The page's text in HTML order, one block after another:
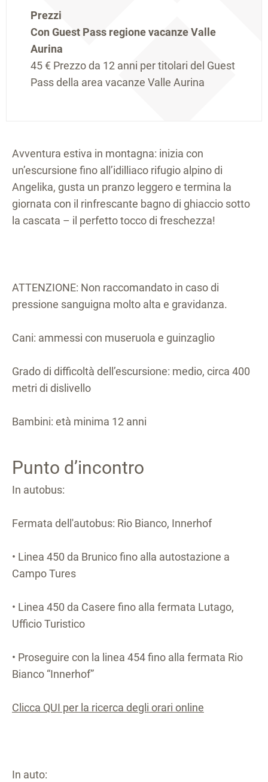
Avventura estiva in montagna: inizia con
un’escursione fino all’idilliaco rifugio alpino di
Angelika, gusta un pranzo leggero e termina la
giornata con il rinfrescante bagno di ghiaccio sotto
la cascata – il perfetto tocco di freschezza!
ATTENZIONE: Non raccomandato in caso di
pressione sanguigna molto alta e gravidanza.
Cani: ammessi con museruola e guinzaglio
Grado di difficoltà dell’escursione: medio, circa 400
metri di dislivello
Bambini: età minima 12 anni
Punto d’incontro
In autobus:
Fermata dell'autobus: Rio Bianco, Innerhof
• Linea 450 da Brunico fino alla autostazione a
Campo Tures
• Linea 450 da Casere fino alla fermata Lutago,
Ufficio Turistico
• Proseguire con la linea 454 fino alla fermata Rio
Bianco “Innerhof”
Clicca QUI per la ricerca degli orari online
In auto:
Prezzi
Con Guest Pass regione vacanze Valle
Aurina
45 € Prezzo da 12 anni per titolari del Guest
Pass della area vacanze Valle Aurina